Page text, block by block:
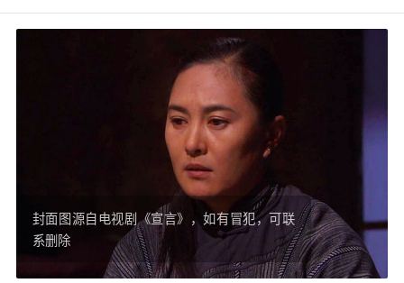
封面图源自电视剧《宣言》，如有冒犯，可联
系删除